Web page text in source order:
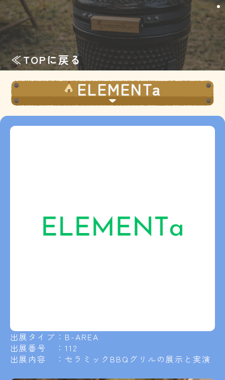
≪TOPに戻る
ELEMENTa
出展タイプ：B-AREA
出展番号 ：112
出展内容 ：セラミックBBQグリルの展示と実演